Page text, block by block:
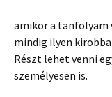
amikor a tanfolyam
mindig ilyen
Részt lehet venni
személyesen is.